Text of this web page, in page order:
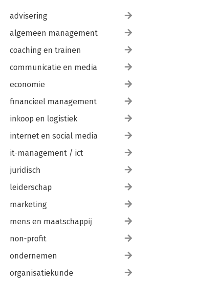
advisering
algemeen management
coaching en trainen
communicatie en media
economie
financieel management
inkoop en logistiek
internet en social media
it-management / ict
juridisch
leiderschap
marketing
mens en maatschappij
non-profit
ondernemen
organisatiekunde